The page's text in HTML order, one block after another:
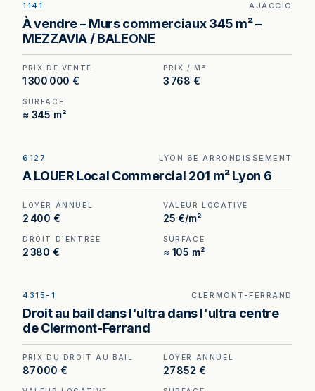
Local commercial à vendre à Ajaccio, au prix de 1
300 000 €. (Honoraires à la charge du cédant).
1141 AJACCIO
À vendre – Murs commerciaux 345 m² –
MEZZAVIA / BALEONE
PRIX DE VENTE
1 300 000 €
PRIX / M²
3 768 €
SURFACE
≈ 345 m²
Local commercial de 196 m² à louer à Lyon 6e —
13 rue Vendôme, adresse de prestige, niveau de
6127 LYON 6E ARRONDISSEMENT
A LOUER Local Commercial 201 m² Lyon 6
LOYER ANNUEL
2 400 €
VALEUR LOCATIVE
25 €/m²
DROIT D'ENTRÉE
2 380 €
SURFACE
≈ 105 m²
Droit au bail à vendre à Clermont-Ferrand, au prix
de 87 000 €. (Honoraires à la charge de
l'acquéreur : 7 000 €).
4315-1 CLERMONT-FERRAND
Droit au bail dans l'ultra dans l'ultra centre
de Clermont-Ferrand
PRIX DU DROIT AU BAIL
87 000 €
LOYER ANNUEL
27 852 €